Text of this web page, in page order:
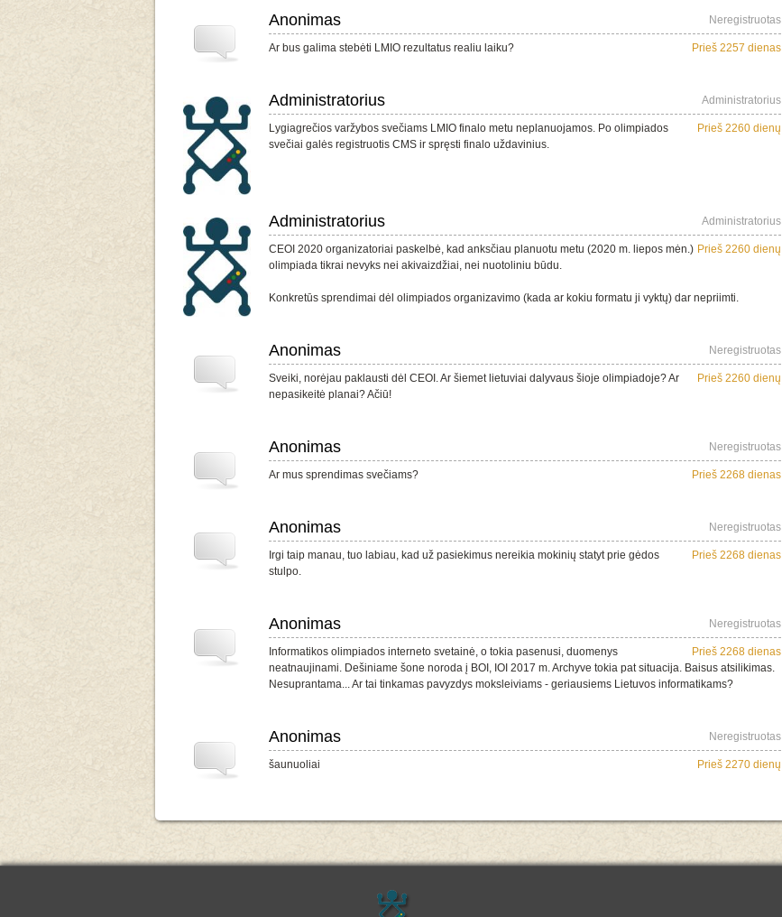
Neregistruotas
Anonimas
Prieš 2257 dienas
Ar bus galima stebėti LMIO rezultatus realiu laiku?
Administratorius
Administratorius
Prieš 2260 dienų
Lygiagrečios varžybos svečiams LMIO finalo metu neplanuojamos. Po olimpiados
svečiai galės registruotis CMS ir spręsti finalo uždavinius.
Administratorius
Administratorius
Prieš 2260 dienų
CEOI 2020 organizatoriai paskelbė, kad anksčiau planuotu metu (2020 m. liepos mėn.)
olimpiada tikrai nevyks nei akivaizdžiai, nei nuotoliniu būdu.
Konkretūs sprendimai dėl olimpiados organizavimo (kada ar kokiu formatu ji vyktų) dar nepriimti.
Neregistruotas
Anonimas
Prieš 2260 dienų
Sveiki, norėjau paklausti dėl CEOI. Ar šiemet lietuviai dalyvaus šioje olimpiadoje? Ar
nepasikeitė planai? Ačiū!
Neregistruotas
Anonimas
Prieš 2268 dienas
Ar mus sprendimas svečiams?
Neregistruotas
Anonimas
Prieš 2268 dienas
Irgi taip manau, tuo labiau, kad už pasiekimus nereikia mokinių statyt prie gėdos
stulpo.
Neregistruotas
Anonimas
Prieš 2268 dienas
Informatikos olimpiados interneto svetainė, o tokia pasenusi, duomenys
neatnaujinami. Dešiniame šone noroda į BOI, IOI 2017 m. Archyve tokia pat situacija. Baisus atsilikimas.
Nesuprantama... Ar tai tinkamas pavyzdys moksleiviams - geriausiems Lietuvos informatikams?
Neregistruotas
Anonimas
Prieš 2270 dienų
šaunuoliai